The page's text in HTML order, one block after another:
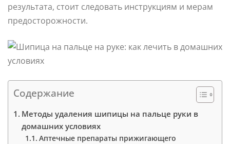
результата, стоит следовать инструкциям и мерам
предосторожности.
Содержание
Методы удаления шипицы на пальце руки в
домашних условиях
Аптечные препараты прижигающего